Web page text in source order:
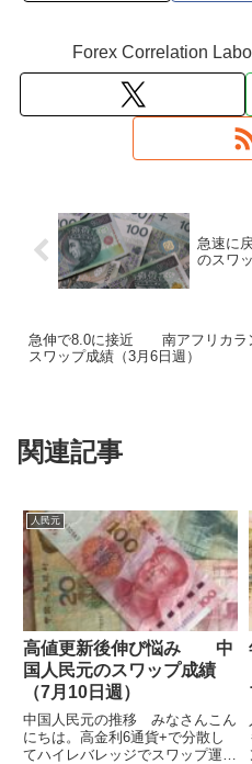
Forex Correlation
急速に
のスワ
急伸で8.0に接近 南アフリカラ
スワップ成績（3月6日週）
関連記事
人民元
高値更新後伸び悩み 中
国人民元のスワップ成績
（7月10日週）
中国人民元の推移 みなさんこん
にちは。高金利6通貨+で分散し
てハイレバレッジでスワップ運用